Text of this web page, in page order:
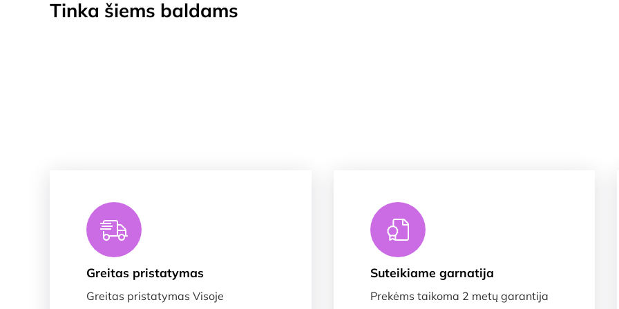
Tinka šiems baldams
Greitas pristatymas
Greitas pristatymas Visoje
Suteikiame garnatija
Prekėms taikoma 2 metų garantija